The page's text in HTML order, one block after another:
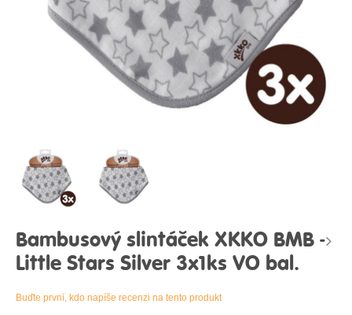
Bambusový slintáček XKKO BMB -
Little Stars Silver 3x1ks VO bal.
Buďte první, kdo napíše recenzi na tento produkt